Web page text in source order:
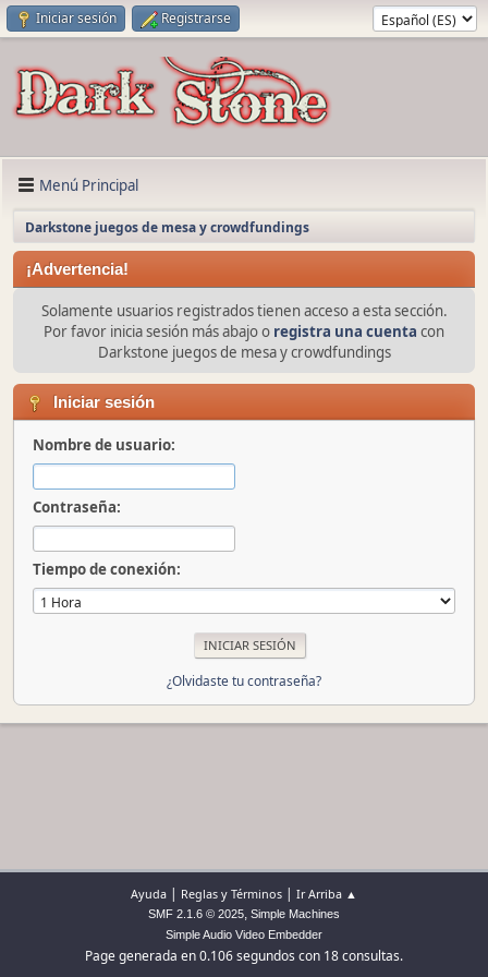
Iniciar sesión Registrarse
Menú Principal
Darkstone juegos de mesa y crowdfundings
¡Advertencia!
Solamente usuarios registrados tienen acceso a esta sección.
Por favor inicia sesión más abajo o registra una cuenta con
Darkstone juegos de mesa y crowdfundings
Iniciar sesión
Nombre de usuario:
Contraseña:
Tiempo de conexión:
¿Olvidaste tu contraseña?
Ayuda | Reglas y Términos | Ir Arriba ▲
SMF 2.1.6 © 2025, Simple Machines
Simple Audio Video Embedder
Page generada en 0.106 segundos con 18 consultas.